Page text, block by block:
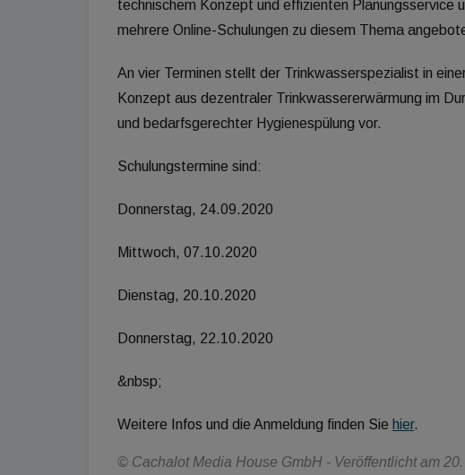
technischem Konzept und effizienten Planungsservice
mehrere Online-Schulungen zu diesem Thema
An vier Terminen stellt der Trinkwasserspezialist in
Konzept aus dezentraler Trinkwassererwärmung im
und bedarfsgerechter Hygienespülung vor.
Schulungstermine sind:
Donnerstag, 24.09.2020
Mittwoch, 07.10.2020
Dienstag, 20.10.2020
Donnerstag, 22.10.2020
&nbsp;
Weitere Infos und die Anmeldung finden Sie hier.
© Cachalot Media House GmbH - Veröffentlicht am